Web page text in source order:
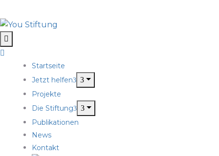
Startseite
Jetzt helfen
Projekte
Die Stiftung
Publikationen
News
Kontakt